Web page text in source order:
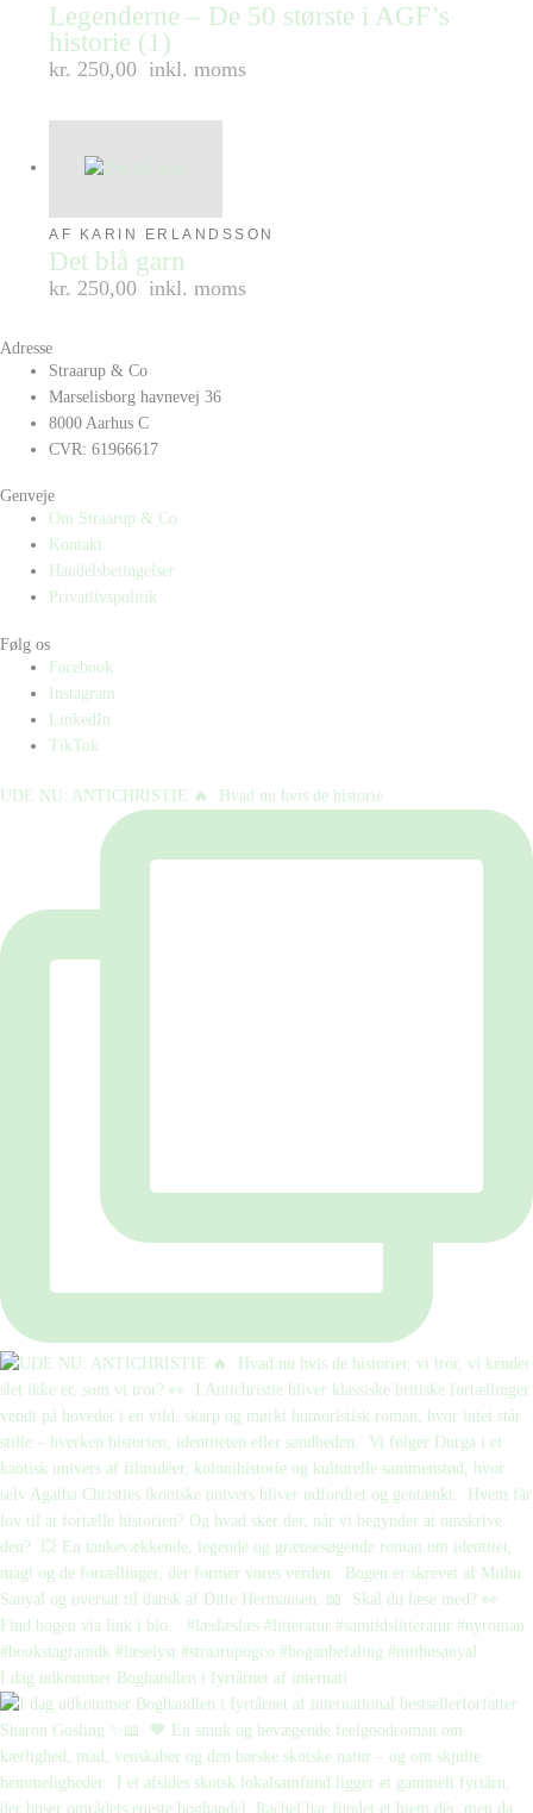
Legenderne – De 50 største i AGF’s
historie (1)
kr. 250,00 inkl. moms
AF KARIN ERLANDSSON
Det blå garn
kr. 250,00 inkl. moms
Adresse
Straarup & Co
Marselisborg havnevej 36
8000 Aarhus C
CVR: 61966617
Genveje
Om Straarup & Co
Kontakt
Handelsbetingelser
Privatlivspolitik
Følg os
Facebook
Instagram
LinkedIn
TikTok
UDE NU: ANTICHRISTIE 🔥⁠ ⁠ Hvad nu hvis de historie
I dag udkommer Boghandlen i fyrtårnet af internati